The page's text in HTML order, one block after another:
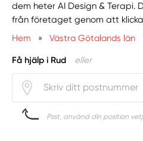
dem heter AI Design & Terapi.
från företaget genom att
Hem
» Västra Götalands län
Få hjälp i Rud eller
Psst, använd din position